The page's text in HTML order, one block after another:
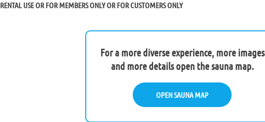
RENTAL USE OR FOR MEMBERS ONLY OR FOR CUSTOMERS ONLY
For a more diverse experience, more images
and more details open the sauna map.
OPEN SAUNA MAP